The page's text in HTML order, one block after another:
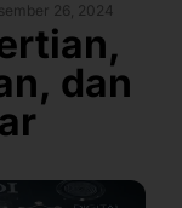
26, 2024
dan